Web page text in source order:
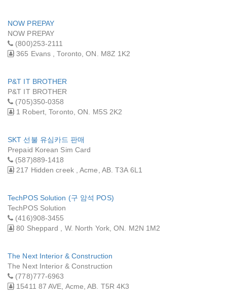
NOW PREPAY
NOW PREPAY
(800)253-2111
365 Evans , Toronto, ON. M8Z 1K2
P&T IT BROTHER
P&T IT BROTHER
(705)350-0358
1 Robert, Toronto, ON. M5S 2K2
SKT 선불 유심카드 판매
Prepaid Korean Sim Card
(587)889-1418
217 Hidden creek , Acme, AB. T3A 6L1
TechPOS Solution (구 암석 POS)
TechPOS Solution
(416)908-3455
80 Sheppard , W. North York, ON. M2N 1M2
The Next Interior & Construction
The Next Interior & Construction
(778)777-6963
15411 87 AVE, Acme, AB. T5R 4K3